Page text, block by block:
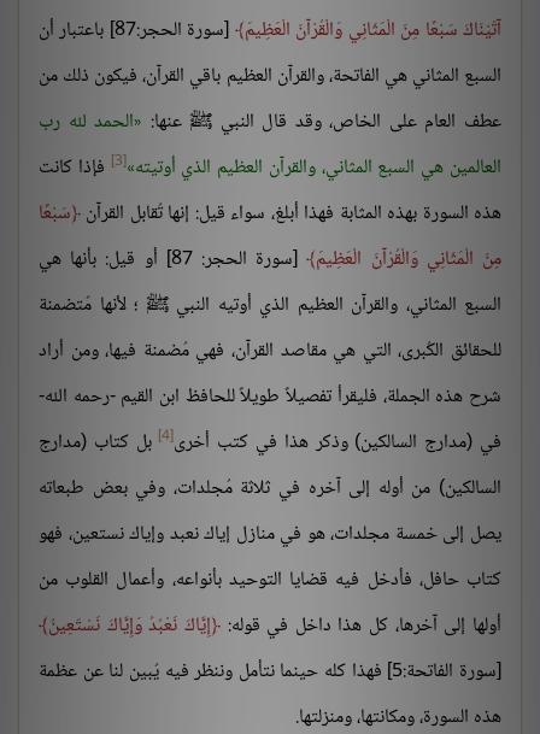
آتَيْنَاكَ سَبْعًا مِنَ الْمَثَانِي وَالْقُرْآنَ الْعَظِيمَ
[سورة الحجر:87] باعتبار أن
السبع المثاني هي الفاتحة، والقرآن العظيم باقي القرآن، فيكون ذلك من
عطف العام على الخاص، وقد قال النبي ﷺ عنها: الحمد لله رب
العالمين هي السبع المثاني، والقرآن العظيم الذي أوتيته [3]
فإذا كانت
هذه السورة بهذه المثابة فهذا أبلغ، سواء قيل: إنها تُقابل القرآن سَبْعًا
مِنَ الْمَثَانِي وَالْقُرْآنَ الْعَظِيمَ
[سورة الحجر: 87] أو قيل: بأنها هي
السبع المثاني، والقرآن العظيم الذي أوتيه النبي ﷺ ؛ لأنها مُتضمنة
للحقائق الكُبرى، التي هي مقاصد القرآن، فهي مُضمنة فيها، ومن أراد
شرح هذه الجملة، فليقرأ تفصيلاً طويلاً للحافظ ابن القيم -رحمه الله-
في (مدارج السالكين) وذكر هذا في كتب أخرى[4]
بل كتاب (مدارج
السالكين) من أوله إلى آخره في ثلاثة مُجلدات، وفي بعض طبعاته
يصل إلى خمسة مجلدات، هو في منازل إياك نعبد وإياك نستعين، فهو
كتاب حافل، فأدخل فيه قضايا التوحيد بأنواعه، وأعمال القلوب من
أولها إلى آخرها، كل هذا داخل في قوله: إِيَّاكَ نَعْبُدُ وَإِيَّاكَ نَسْتَعِينُ
[سورة الفاتحة:5] فهذا كله حينما نتأمل وننظر فيه يُبين لنا عن عظمة
هذه السورة، ومكانتها، ومنزلتها.